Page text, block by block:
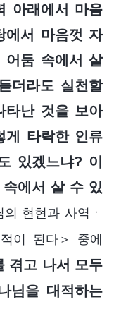
아래에서 마음
에서 마음껏 자
어둠 속에서 살
더라도 실천할
타난 것을 보아
게 타락한 인류
있겠느냐? 이
에서 살 수 있
현현과 사역ㆍ
이 된다＞ 중에
겪고 나서 모두
님을 대적하는